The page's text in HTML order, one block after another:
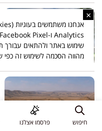
חיפוש
פרסמו אצלנו
×
שימוש באתר ולהתאים עבורך
מהווה הסכמה לשימוש זה כפי